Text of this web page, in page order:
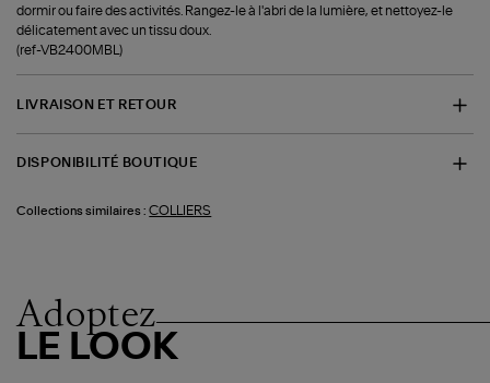
dormir ou faire des activités. Rangez-le à l'abri de la lumière, et nettoyez-le
délicatement avec un tissu doux.
(ref-VB2400MBL)
LIVRAISON ET RETOUR
DISPONIBILITÉ BOUTIQUE
Collections similaires : COLLIERS
Adoptez
LE LOOK